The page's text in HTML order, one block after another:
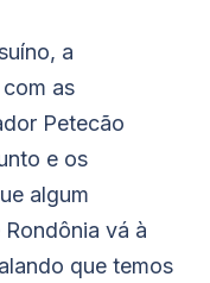
a
as
Petecão
e os
algum
vá à
que temos